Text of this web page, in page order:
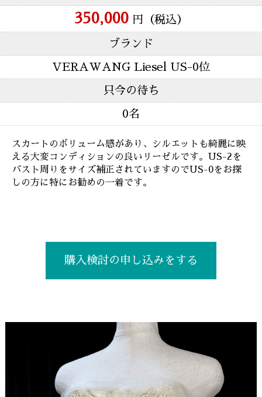
350,000 円（税込）
ブランド
VERAWANG Liesel US-0位
只今の待ち
0名
スカートのボリューム感があり、シルエットも綺麗に映
える大変コンディションの良いリーゼルです。US-2を
バスト周りをサイズ補正されていますのでUS-0をお探
しの方に特にお勧めの一着です。
購入検討の申し込みをする